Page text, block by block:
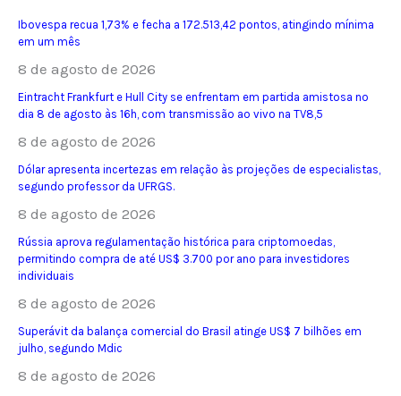
Ibovespa recua 1,73% e fecha a 172.513,42 pontos, atingindo mínima
em um mês
8 de agosto de 2026
Eintracht Frankfurt e Hull City se enfrentam em partida amistosa no
dia 8 de agosto às 16h, com transmissão ao vivo na TV8,5
8 de agosto de 2026
Dólar apresenta incertezas em relação às projeções de especialistas,
segundo professor da UFRGS.
8 de agosto de 2026
Rússia aprova regulamentação histórica para criptomoedas,
permitindo compra de até US$ 3.700 por ano para investidores
individuais
8 de agosto de 2026
Superávit da balança comercial do Brasil atinge US$ 7 bilhões em
julho, segundo Mdic
8 de agosto de 2026